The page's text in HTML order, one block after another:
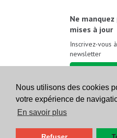
Nous utilisons des cookies
votre expérience de
En savoir plus
Ne manquez
mises à jour
Inscrivez-vous
newsletter
Suivez-nous sur